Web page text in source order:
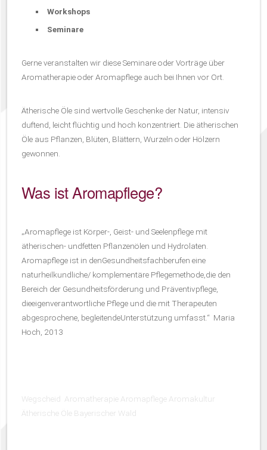
Workshops
Seminare
Gerne veranstalten wir diese Seminare oder Vorträge über
Aromatherapie oder Aromapflege auch bei Ihnen vor Ort.
Ätherische Öle sind wertvolle Geschenke der Natur, intensiv
duftend, leicht flüchtig und hoch konzentriert. Die ätherischen
Öle aus Pflanzen, Blüten, Blättern, Wurzeln oder Hölzern
gewonnen.
Was ist Aromapflege?
„Aromapflege ist Körper-, Geist- und Seelenpflege mit
ätherischen- undfetten Pflanzenölen und Hydrolaten.
Aromapflege ist in denGesundheitsfachberufen eine
naturheilkundliche/ komplementäre Pflegemethode,die den
Bereich der Gesundheitsförderung und Präventivpflege,
dieeigenverantwortliche Pflege und die mit Therapeuten
abgesprochene, begleitendeUnterstützung umfasst.“ Maria
Hoch, 2013
Wegscheid Aromatherapie Aromapflege Aromakultur
Ätherische Öle Bayerischer Wald